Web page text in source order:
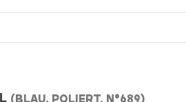
(BLAU, POLIERT, N°689)